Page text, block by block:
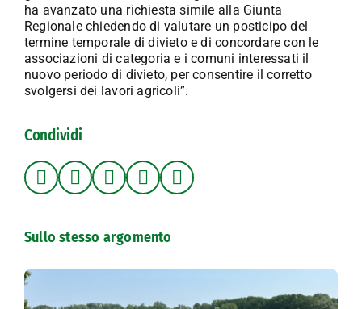
ha avanzato una richiesta simile alla Giunta
Regionale chiedendo di valutare un posticipo del
termine temporale di divieto e di concordare con le
associazioni di categoria e i comuni interessati il
nuovo periodo di divieto, per consentire il corretto
svolgersi dei lavori agricoli”.
Condividi
Sullo stesso argomento